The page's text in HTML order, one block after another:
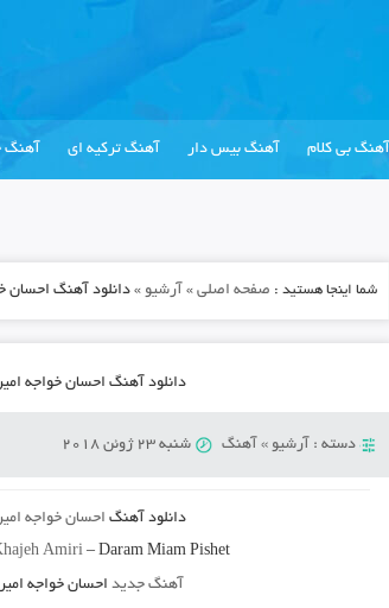
آهنگ بی کلام آهنگ بیس دار آهنگ ترکیه ای آهنگ
شما اینجا هستید : صفحه اصلی» آرشیو » دانلود آهنگ احسان
دانلود آهنگ احسان خواجه
دسته : آرشیو » آهنگ شنبه 23 ژوئن 2018
دانلود آهنگ احسان خواجه
Amiri –Daram Miam Pishet
آهنگ جدید احسان خواجه